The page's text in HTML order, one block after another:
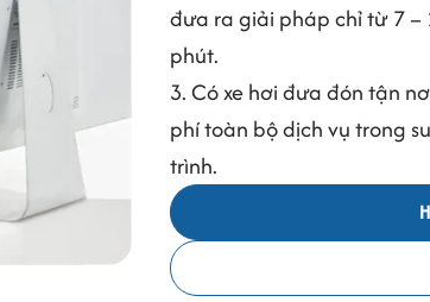
đưa ra giải pháp chỉ từ 7 –
phút.
3. Có xe hơi đưa đón tận
phí toàn bộ dịch vụ trong
trình.